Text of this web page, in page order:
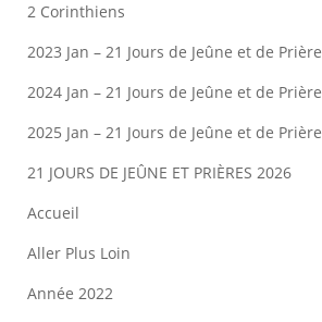
2 Corinthiens
2023 Jan – 21 Jours de Jeûne et de Prière
2024 Jan – 21 Jours de Jeûne et de Prière
2025 Jan – 21 Jours de Jeûne et de Prière
21 JOURS DE JEÛNE ET PRIÈRES 2026
Accueil
Aller Plus Loin
Année 2022